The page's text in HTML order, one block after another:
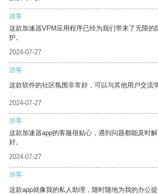
游客
这款加速器VPM应用程序已经为我们带来了无限的
护。
2024-07-27
游客
这款软件的社区氛围非常好，可以与其他用户交流
2024-07-27
游客
这款加速器app的客服很贴心，遇到问题都能及时
好。
2024-07-27
游客
这款app就像我的私人助理，随时随地为我的办公提